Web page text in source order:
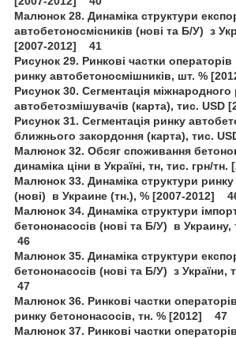
Малюнок 28. Динаміка структури
автобетоносмісників (нові та Б/У) з
[2007-2012] 41
Рисунок 29. Ринкові частки операторів
ринку автобетоносмішників, шт. %
Рисунок 30. Сегментація міжнародного
автобетозмішувачів (карта), тис.
Рисунок 31. Сегментація ринку
ближнього закордоння (карта), тис.
Малюнок 32. Обсяг споживання
динаміка ціни в Україні, тн, тис. грн/
Малюнок 33. Динаміка структури ринку
(нові) в Украине (тн.), % [2007-2012]
Малюнок 34. Динаміка структури
бетононасосів (нові та Б/У) в Украину,
46
Малюнок 35. Динаміка структури
бетононасосів (нові та Б/У) з України,
47
Малюнок 36. Ринкові частки
ринку бетононасосів, тн. % [2012] 47
Малюнок 37. Ринкові частки